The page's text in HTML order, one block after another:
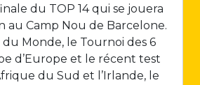
du TOP 14 qui se jouera
au Camp Nou de Barcelone.
Monde, le Tournoi des 6
d’Europe et le récent test
du Sud et l’Irlande, le